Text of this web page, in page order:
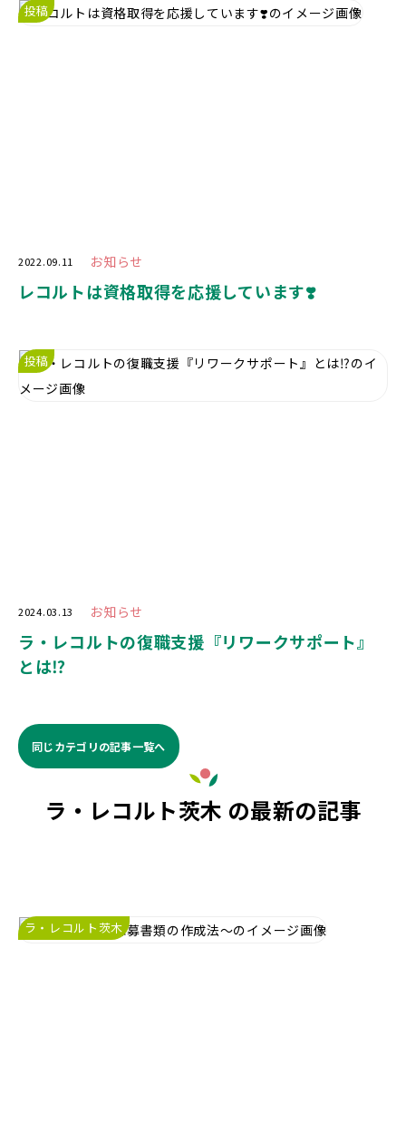
投稿
2022.09.11 お知らせ
レコルトは資格取得を応援しています❣️
投稿
2024.03.13 お知らせ
ラ・レコルトの復職支援『リワークサポート』
とは⁉️
同じカテゴリの記事⼀覧へ
ラ・レコルト茨木 の最新の記事
ラ・レコルト茨木